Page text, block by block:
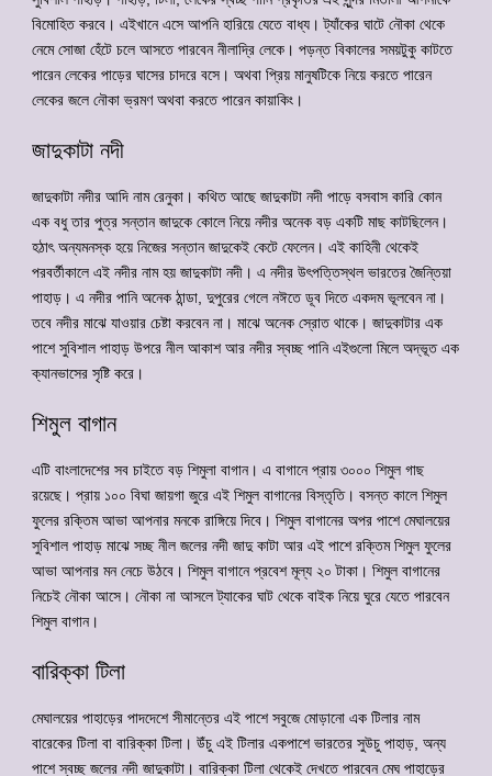
বিমোহিত করবে। এইখানে এসে আপনি হারিয়ে যেতে বাধ্য। ট্যাঁকের ঘাটে নৌকা থেকে
নেমে সোজা হেঁটে চলে আসতে পারবেন নীলাদ্রি লেকে। পড়ন্ত বিকালের সময়টুকু কাটতে
পারেন লেকের পাড়ের ঘাসের চাদরে বসে। অথবা প্রিয় মানুষটিকে নিয়ে করতে পারেন
লেকের জলে নৌকা ভ্রমণ অথবা করতে পারেন কায়াকিং।
জাদুকাটা নদী
জাদুকাটা নদীর আদি নাম রেনুকা। কথিত আছে জাদুকাটা নদী পাড়ে বসবাস কারি কোন
এক বধু তার পুত্র সন্তান জাদুকে কোলে নিয়ে নদীর অনেক বড় একটি মাছ কাটছিলেন।
হঠাৎ অন্যমনস্ক হয়ে নিজের সন্তান জাদুকেই কেটে ফেলেন। এই কাহিনী থেকেই
পরবর্তীকালে এই নদীর নাম হয় জাদুকাটা নদী। এ নদীর উৎপত্তিস্থল ভারতের জৈন্তিয়া
পাহাড়। এ নদীর পানি অনেক ঠান্ডা, দুপুরের গেলে নঈতে ডূব দিতে একদম ভূলবেন না।
তবে নদীর মাঝে যাওয়ার চেষ্টা করবেন না। মাঝে অনেক স্রোত থাকে। জাদুকাটার এক
পাশে সুবিশাল পাহাড় উপরে নীল আকাশ আর নদীর স্বচ্ছ পানি এইগুলো মিলে অদ্ভূত এক
ক্যানভাসের সৃষ্টি করে।
শিমুল বাগান
এটি বাংলাদেশের সব চাইতে বড় শিমুলা বাগান। এ বাগানে প্রায় ৩০০০ শিমুল গাছ
রয়েছে। প্রায় ১০০ বিঘা জায়গা জুরে এই শিমুল বাগানের বিস্তৃতি। বসন্ত কালে শিমুল
ফুলের রক্তিম আভা আপনার মনকে রাঙ্গিয়ে দিবে। শিমুল বাগানের অপর পাশে মেঘালয়ের
সুবিশাল পাহাড় মাঝে সচ্ছ নীল জলের নদী জাদু কাটা আর এই পাশে রক্তিম শিমুল ফুলের
আভা আপনার মন নেচে উঠবে। শিমুল বাগানে প্রবেশ মূল্য ২০ টাকা। শিমুল বাগানের
নিচেই নৌকা আসে। নৌকা না আসলে ট্যাকের ঘাট থেকে বাইক নিয়ে ঘুরে যেতে পারবেন
শিমুল বাগান।
বারিক্কা টিলা
মেঘালয়ের পাহাড়ের পাদদেশে সীমান্তের এই পাশে সবুজে মোড়ানো এক টিলার নাম
বারেকের টিলা বা বারিক্কা টিলা। উঁচু এই টিলার একপাশে ভারতের সুউচু পাহাড়, অন্য
পাশে স্বচ্ছ জলের নদী জাদুকাটা। বারিক্কা টিলা থেকেই দেখতে পারবেন মেঘ পাহাড়ের